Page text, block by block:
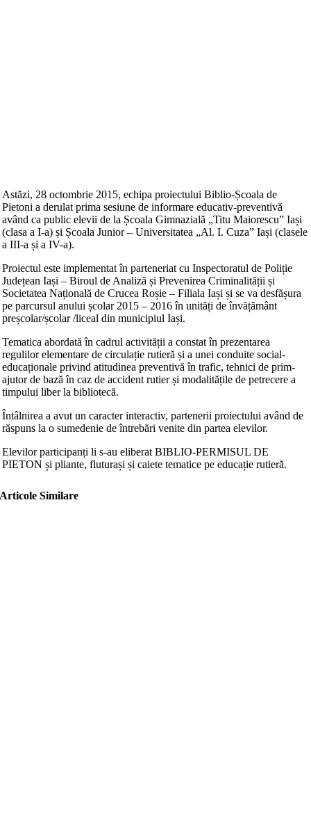
Astăzi, 28 octombrie 2015, echipa proiectului Biblio-Școala de
Pietoni a derulat prima sesiune de informare educativ-preventivă
având ca public elevii de la Școala Gimnazială „Titu Maiorescu” Iași
(clasa a I-a) și Școala Junior – Universitatea „Al. I. Cuza” Iași (clasele
a III-a și a IV-a).
Proiectul este implementat în parteneriat cu Inspectoratul de Poliție
Județean Iași – Biroul de Analiză și Prevenirea Criminalității și
Societatea Națională de Crucea Roșie – Filiala Iași și se va desfășura
pe parcursul anului școlar 2015 – 2016 în unități de învățământ
preșcolar/școlar /liceal din municipiul Iași.
Tematica abordată în cadrul activității a constat în prezentarea
regulilor elementare de circulație rutieră și a unei conduite social-
educaționale privind atitudinea preventivă în trafic, tehnici de prim-
ajutor de bază în caz de accident rutier și modalitățile de petrecere a
timpului liber la bibliotecă.
Întâlnirea a avut un caracter interactiv, partenerii proiectului având de
răspuns la o sumedenie de întrebări venite din partea elevilor.
Elevilor participanți li s-au eliberat BIBLIO-PERMISUL DE
PIETON și pliante, fluturași și caiete tematice pe educație rutieră.
Articole Similare